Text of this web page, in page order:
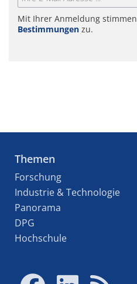
Mit Ihrer Anmeldung
Bestimmungen zu.
Themen
Forschung
Industrie & Technologie
Panorama
DPG
Hochschule